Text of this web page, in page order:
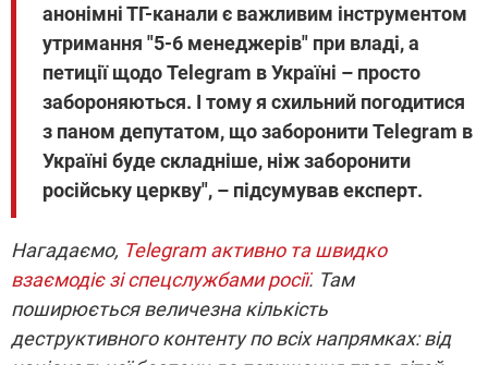
анонімні ТГ-канали є важливим інструментом
утримання "5-6 менеджерів" при владі, а
петиції щодо Telegram в Україні – просто
забороняються. І тому я схильний погодитися
з паном депутатом, що заборонити Telegram в
Україні буде складніше, ніж заборонити
російську церкву", – підсумував експерт.
Нагадаємо, Telegram активно та швидко
взаємодіє зі спецслужбами росії. Там
поширюється величезна кількість
деструктивного контенту по всіх напрямках: від